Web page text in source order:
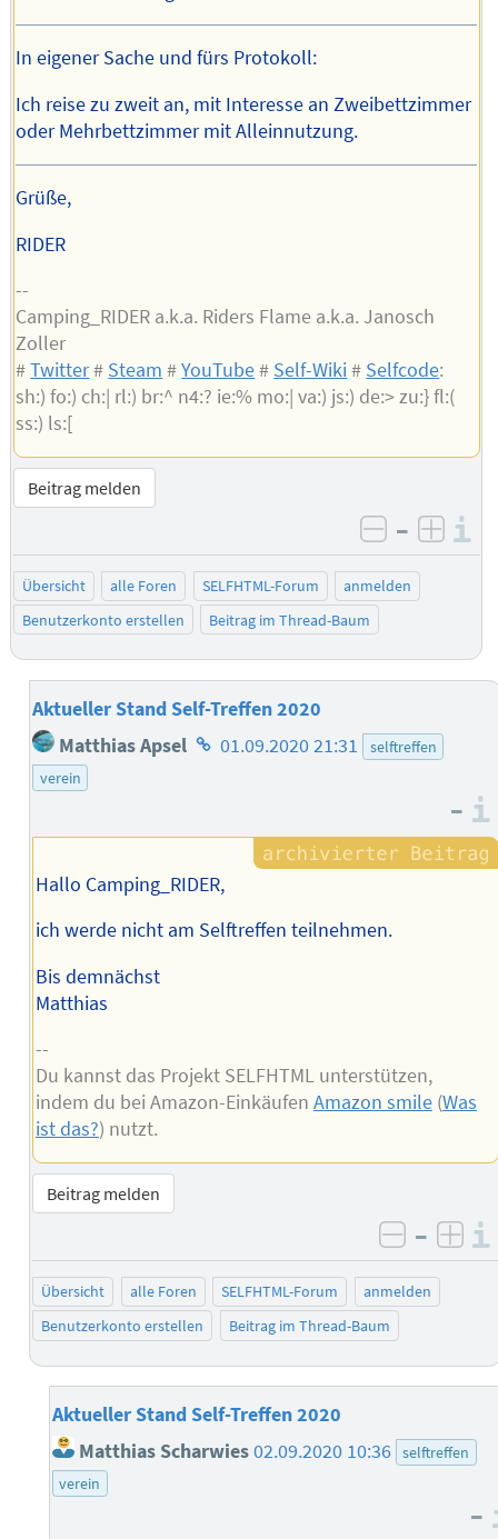
In eigener Sache und fürs Protokoll:
Ich reise zu zweit an, mit Interesse an Zweibettzimmer
oder Mehrbettzimmer mit Alleinnutzung.
Grüße,
RIDER
--
Camping_RIDER a.k.a. Riders Flame a.k.a. Janosch
Zoller
#Twitter# Steam #YouTube# Self-Wiki# Selfcode:
sh:) fo:) ch:| rl:) br:^ n4:? ie:% mo:| va:) js:) de:> zu:} fl:(
ss:) ls:[
Beitrag melden
negativ
–
Übersicht alle Foren SELFHTML-Forum
anmelden
Benutzerkonto erstellen
Beitrag im Thread-Baum
Aktueller Stand Self-Treffen 2020
Matthias Apsel Homepage
01.09.2020 21:31
selftreffen
verein
–
Hallo Camping_RIDER,
ich werde nicht am Selftreffen teilnehmen.
Bis demnächst
Matthias
--
Du kannst das Projekt SELFHTML unterstützen,
indem du bei Amazon-Einkäufen Amazon smile(Was
ist das?) nutzt.
Beitrag melden
negativ
–
Übersicht alle Foren SELFHTML-Forum
anmelden
Benutzerkonto erstellen
Beitrag im Thread-Baum
Aktueller Stand Self-Treffen 2020
Matthias Scharwies02.09.2020 10:36 selftreffen
verein
–